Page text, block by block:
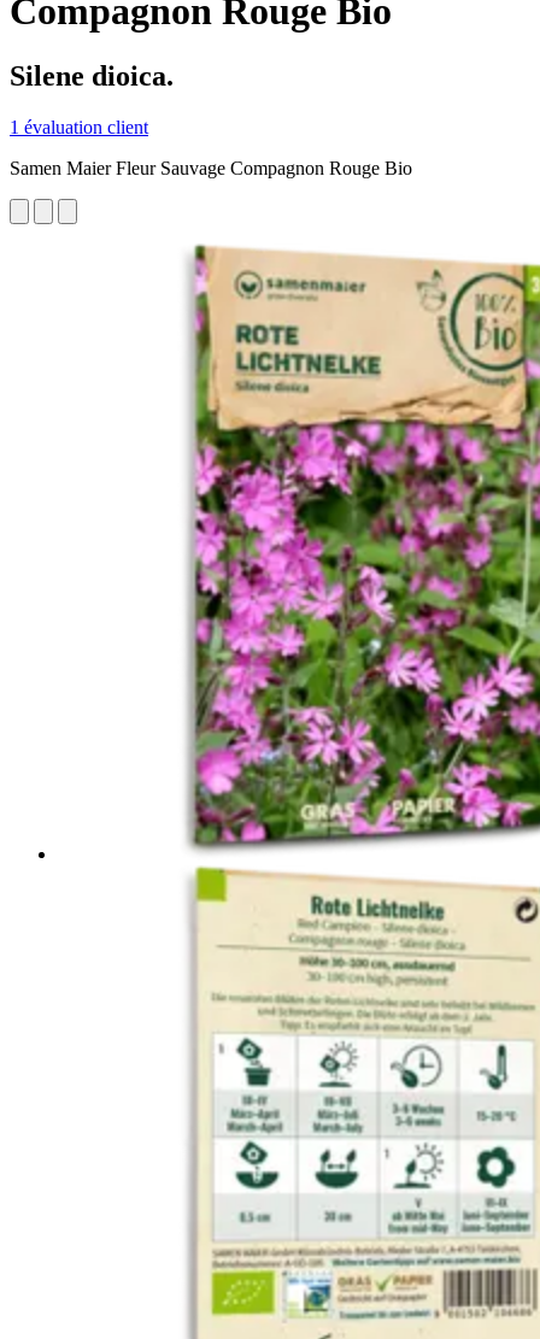
Compagnon Rouge Bio
Silene dioica.
1 évaluation client
Samen Maier Fleur Sauvage Compagnon Rouge Bio